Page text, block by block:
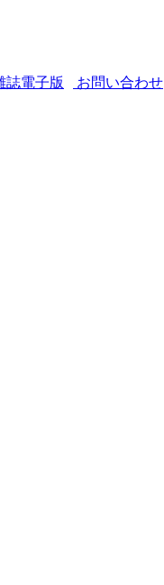
誌電子版 お問い合わせ